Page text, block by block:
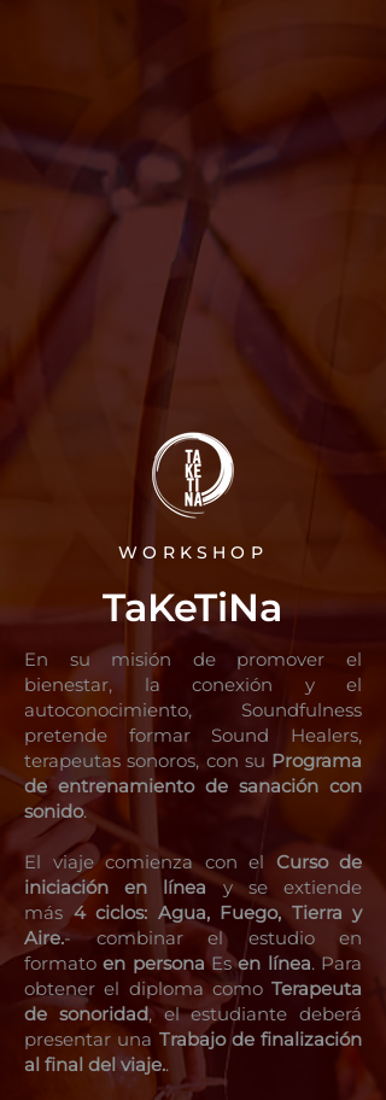
WORKSHOP
TaKeTiNa
En su misión de promover el
bienestar, la conexión y el
autoconocimiento, Soundfulness
pretende formar Sound Healers,
terapeutas sonoros, con su Programa
de entrenamiento de sanación con
sonido.
El viaje comienza con el Curso de
iniciación en líneay se extiende
más4 ciclos: Agua, Fuego, Tierra y
Aire.- combinar el estudio en
formatoen personaEsen línea. Para
obtener el diploma como Terapeuta
de sonoridad, el estudiante deberá
presentar una Trabajo de finalización
al final del viaje..